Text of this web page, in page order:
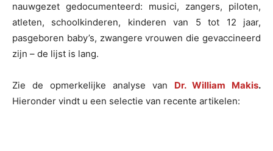
nauwgezet gedocumenteerd: musici, zangers, piloten,
atleten, schoolkinderen, kinderen van 5 tot 12 jaar,
pasgeboren baby’s, zwangere vrouwen die gevaccineerd
zijn – de lijst is lang.
Zie de opmerkelijke analyse van Dr. William Makis.
Hieronder vindt u een selectie van recente artikelen: